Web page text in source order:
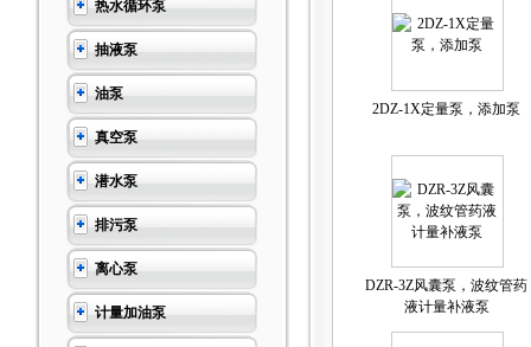
热水循环泵
抽液泵
油泵
真空泵
潜水泵
排污泵
离心泵
计量加油泵
2DZ-1X定量泵，添加泵
DZR-3Z风囊泵，波纹管药
液计量补液泵